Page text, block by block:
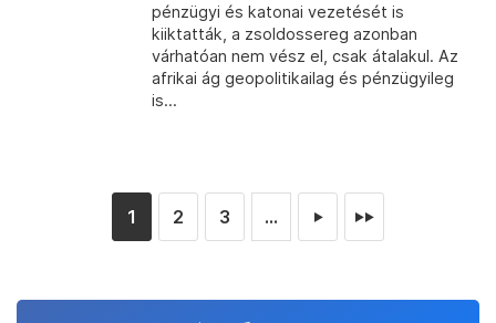
pénzügyi és katonai vezetését is
kiiktatták, a zsoldossereg azonban
várhatóan nem vész el, csak átalakul. Az
afrikai ág geopolitikailag és pénzügyileg
is...
1 2 3 ... ► ►►